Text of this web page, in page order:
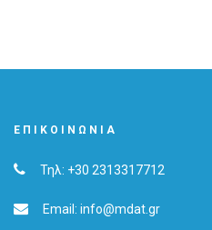
ΕΠΙΚΟΙΝΩΝΊΑ
Τηλ: +30 2313317712
Email: info@mdat.gr